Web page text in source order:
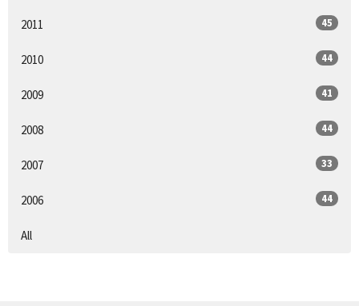
2011 45
2010 44
2009 41
2008 44
2007 33
2006 44
All